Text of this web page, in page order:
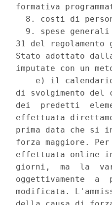
formativa
8. costi di
9. spese
31 del
Stato adottato
imputate con un
e) il
di svolgimento del
dei  predetti
effettuata
prima data che si
forza maggiore.
effettuata online
giorni,  ma  la
oggettivamente  a
modificata.